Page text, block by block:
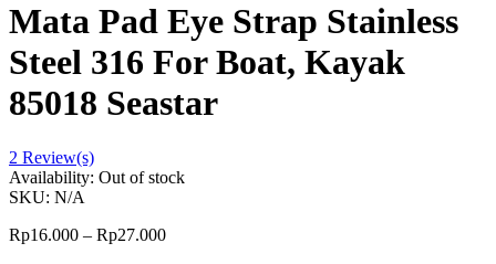
Mata Pad Eye Strap Stainless
Steel 316 For Boat, Kayak
85018 Seastar
2 Review(s)
Availability: Out of stock
SKU: N/A
Rp16.000 – Rp27.000